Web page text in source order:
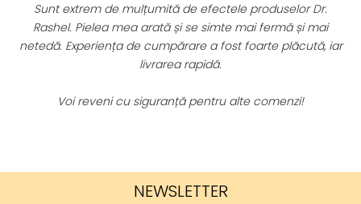
Sunt extrem de mulțumită de efectele produselor Dr.
Rashel. Pielea mea arată și se simte mai fermă și mai
Experiența de cumpărare a fost foarte plăcută, iar
livrarea rapidă.
Voi reveni cu siguranță pentru alte comenzi!
NEWSLETTER